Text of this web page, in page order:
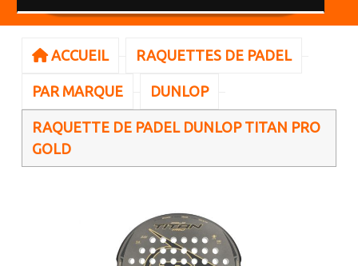
ACCUEIL RAQUETTES DE PADEL
PAR MARQUE DUNLOP
RAQUETTE DE PADEL DUNLOP TITAN PRO
GOLD